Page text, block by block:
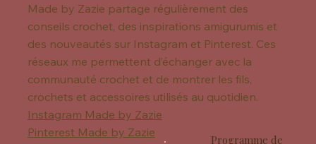
Made by Zazie partage régulièrement des
conseils crochet, des inspirations amigurumis et
des nouveautés sur Instagram et Pinterest. Ces
réseaux me permettent d’échanger avec la
communauté crochet et de montrer les fils,
crochets et accessoires utilisés au quotidien.
Instagram Made by Zazie
Pinterest Made by Zazie
Programme de